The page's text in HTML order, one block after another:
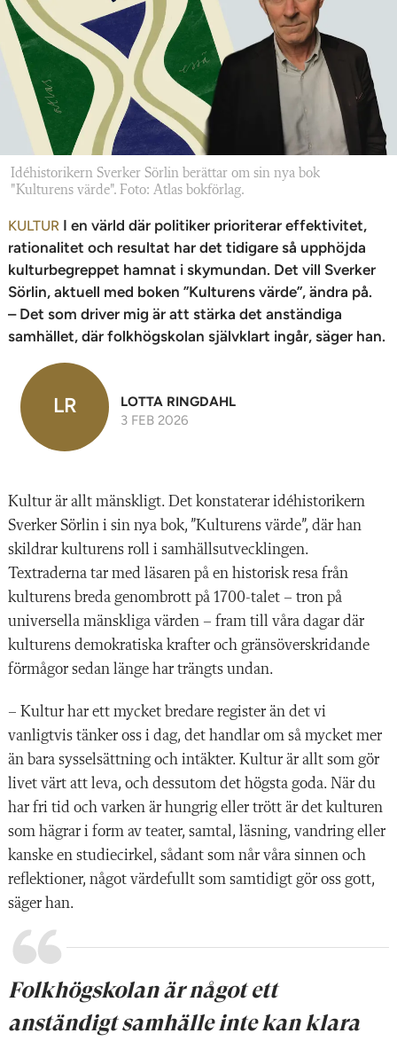
Idéhistorikern Sverker Sörlin berättar om sin nya bok
"Kulturens värde". Foto: Atlas bokförlag.
KULTUR I en värld där politiker prioriterar effektivitet,
rationalitet och resultat har det tidigare så upphöjda
kulturbegreppet hamnat i skymundan. Det vill Sverker
Sörlin, aktuell med boken ”Kulturens värde”, ändra på.
– Det som driver mig är att stärka det anständiga
samhället, där folkhögskolan självklart ingår, säger han.
LR
LOTTA RINGDAHL
3 FEB 2026
Kultur är allt mänskligt. Det konstaterar idéhistorikern
Sverker Sörlin i sin nya bok, ”Kulturens värde”, där han
skildrar kulturens roll i samhällsutvecklingen.
Textraderna tar med läsaren på en historisk resa från
kulturens breda genombrott på 1700-talet – tron på
universella mänskliga värden – fram till våra dagar där
kulturens demokratiska krafter och gränsöverskridande
förmågor sedan länge har trängts undan.
– Kultur har ett mycket bredare register än det vi
vanligtvis tänker oss i dag, det handlar om så mycket mer
än bara sysselsättning och intäkter. Kultur är allt som gör
livet värt att leva, och dessutom det högsta goda. När du
har fri tid och varken är hungrig eller trött är det kulturen
som hägrar i form av teater, samtal, läsning, vandring eller
kanske en studiecirkel, sådant som når våra sinnen och
reflektioner, något värdefullt som samtidigt gör oss gott,
säger han.
Folkhögskolan är något ett
anständigt samhälle inte kan klara